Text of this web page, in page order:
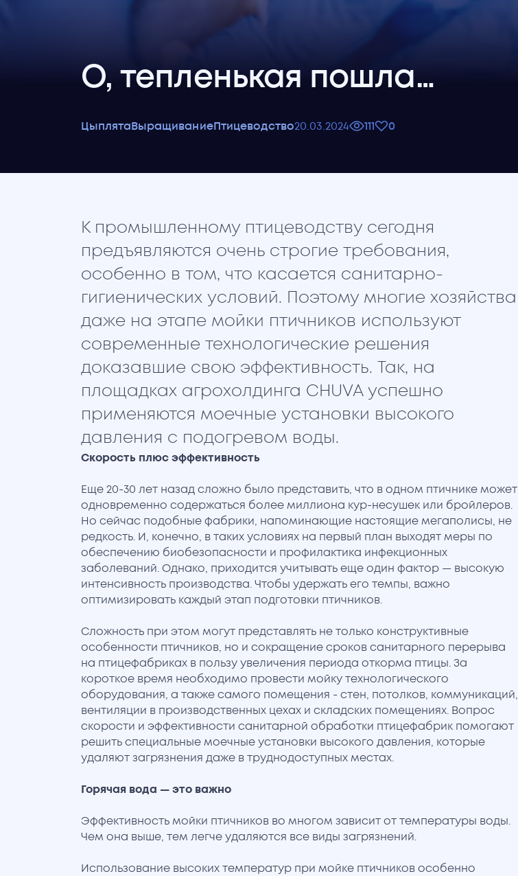
О, тепленькая пошла…
Цыплята ВыращиваниеПтицеводство20 03 2024 111 0
К промышленному птицеводству сегодня
предъявляются очень строгие требования,
особенно в том, что касается санитарно-
гигиенических условий. Поэтому многие хозяйства
даже на этапе мойки птичников используют
современные технологические решения
доказавшие свою эффективность. Так, на
площадках агрохолдинга CHUVA успешно
применяются моечные установки высокого
давления с подогревом воды.
Скорость плюс эффективность
Еще 20-30 лет назад сложно было представить, что в одном птичнике может
одновременно содержаться более миллиона кур-несушек или бройлеров.
Но сейчас подобные фабрики, напоминающие настоящие мегаполисы, не
редкость. И, конечно, в таких условиях на первый план выходят меры по
обеспечению биобезопасности и профилактика инфекционных
заболеваний. Однако, приходится учитывать еще один фактор — высокую
интенсивность производства. Чтобы удержать его темпы, важно
оптимизировать каждый этап подготовки птичников.
Сложность при этом могут представлять не только конструктивные
особенности птичников, но и сокращение сроков санитарного перерыва
на птицефабриках в пользу увеличения периода откорма птицы. За
короткое время необходимо провести мойку технологического
оборудования, а также самого помещения - стен, потолков, коммуникаций,
вентиляции в производственных цехах и складских помещениях. Вопрос
скорости и эффективности санитарной обработки птицефабрик помогают
решить специальные моечные установки высокого давления, которые
удаляют загрязнения даже в труднодоступных местах.
Горячая вода — это важно
Эффективность мойки птичников во многом зависит от температуры воды.
Чем она выше, тем легче удаляются все виды загрязнений.
Использование высоких температур при мойке птичников особенно